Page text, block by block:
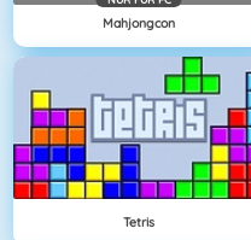
Mahjongcon
Tetris